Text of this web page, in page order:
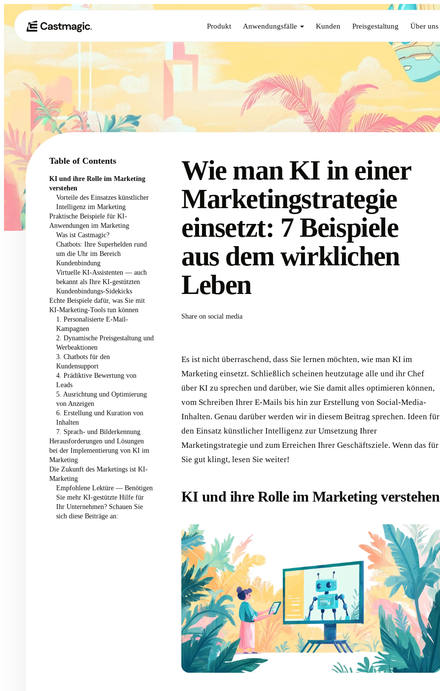
Produkt Anwendungsfälle Kunden Preisgestaltung Über uns
Table of Contents
KI und ihre Rolle im Marketing
verstehen
Vorteile des Einsatzes künstlicher
Intelligenz im Marketing
Praktische Beispiele für KI-
Anwendungen im Marketing
Was ist Castmagic?
Chatbots: Ihre Superhelden rund
um die Uhr im Bereich
Kundenbindung
Virtuelle KI-Assistenten — auch
bekannt als Ihre KI-gestützten
Kundenbindungs-Sidekicks
Echte Beispiele dafür, was Sie mit
KI-Marketing-Tools tun können
1. Personalisierte E-Mail-
Kampagnen
2. Dynamische Preisgestaltung und
Werbeaktionen
3. Chatbots für den
Kundensupport
4. Prädiktive Bewertung von
Leads
5. Ausrichtung und Optimierung
von Anzeigen
6. Erstellung und Kuration von
Inhalten
7. Sprach- und Bilderkennung
Herausforderungen und Lösungen
bei der Implementierung von KI im
Marketing
Die Zukunft des Marketings ist KI-
Marketing
Empfohlene Lektüre — Benötigen
Sie mehr KI-gestützte Hilfe für
Ihr Unternehmen? Schauen Sie
sich diese Beiträge an:
Wie man KI in einer
Marketingstrategie
einsetzt: 7 Beispiele
aus dem wirklichen
Leben
Share on social media
Es ist nicht überraschend, dass Sie lernen möchten, wie man KI im
Marketing einsetzt. Schließlich scheinen heutzutage alle und ihr Chef
über KI zu sprechen und darüber, wie Sie damit alles optimieren können,
vom Schreiben Ihrer E-Mails bis hin zur Erstellung von Social-Media-
Inhalten. Genau darüber werden wir in diesem Beitrag sprechen. Ideen für
den Einsatz künstlicher Intelligenz zur Umsetzung Ihrer
Marketingstrategie und zum Erreichen Ihrer Geschäftsziele. Wenn das für
Sie gut klingt, lesen Sie weiter!
KI und ihre Rolle im Marketing verstehen